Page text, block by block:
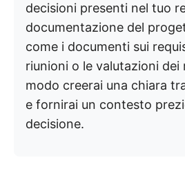
decisioni presenti nel tuo
documentazione del
come i documenti sui
riunioni o le valutazioni dei
modo creerai una chiara
e fornirai un contesto
decisione.